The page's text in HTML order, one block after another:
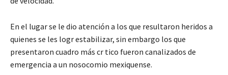
En el lugar se le dio atención a los que resultaron heridos a
quienes se les logr estabilizar, sin embargo los que
presentaron cuadro más cr tico fueron canalizados de
emergencia a un nosocomio mexiquense.